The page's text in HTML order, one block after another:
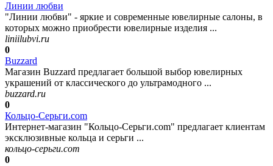
Линии любви
"Линии любви" - яркие и современные ювелирные салоны, в
которых можно приобрести ювелирные изделия ...
liniilubvi.ru
0
Buzzard
Магазин Buzzard предлагает большой выбор ювелирных
украшений от классического до ультрамодного ...
buzzard.ru
0
Кольцо-Серьги.com
Интернет-магазин "Кольцо-Серьги.com" предлагает клиентам
эксклюзивные кольца и серьги ...
кольцо-серьги.com
0